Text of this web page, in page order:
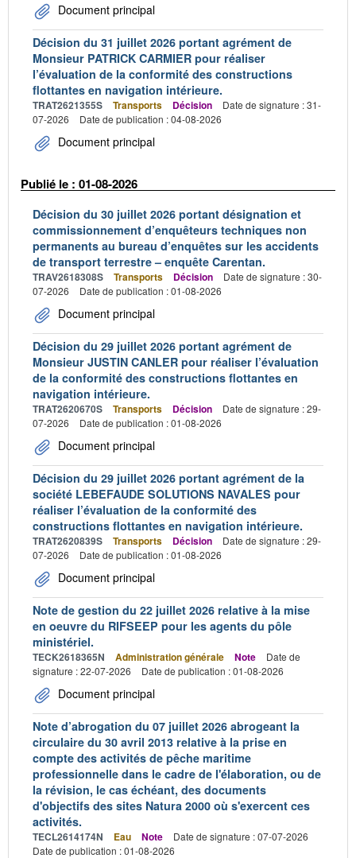
Document principal
Décision du 31 juillet 2026 portant agrément de
Monsieur PATRICK CARMIER pour réaliser
l’évaluation de la conformité des constructions
flottantes en navigation intérieure.
TRAT2621355S Transports Décision
Date de signature : 31-
07-2026
Date de publication : 04-08-2026
Document principal
Publié le : 01-08-2026
Décision du 30 juillet 2026 portant désignation et
commissionnement d’enquêteurs techniques non
permanents au bureau d’enquêtes sur les accidents
de transport terrestre – enquête Carentan.
TRAV2618308S Transports Décision
Date de signature : 30-
07-2026
Date de publication : 01-08-2026
Document principal
Décision du 29 juillet 2026 portant agrément de
Monsieur JUSTIN CANLER pour réaliser l’évaluation
de la conformité des constructions flottantes en
navigation intérieure.
TRAT2620670S Transports Décision
Date de signature : 29-
07-2026
Date de publication : 01-08-2026
Document principal
Décision du 29 juillet 2026 portant agrément de la
société LEBEFAUDE SOLUTIONS NAVALES pour
réaliser l’évaluation de la conformité des
constructions flottantes en navigation intérieure.
TRAT2620839S Transports Décision
Date de signature : 29-
07-2026
Date de publication : 01-08-2026
Document principal
Note de gestion du 22 juillet 2026 relative à la mise
en oeuvre du RIFSEEP pour les agents du pôle
ministériel.
TECK2618365N Administration générale Note
Date de
signature : 22-07-2026
Date de publication : 01-08-2026
Document principal
Note d’abrogation du 07 juillet 2026 abrogeant la
circulaire du 30 avril 2013 relative à la prise en
compte des activités de pêche maritime
professionnelle dans le cadre de l'élaboration, ou de
la révision, le cas échéant, des documents
d'objectifs des sites Natura 2000 où s'exercent ces
activités.
TECL2614174N Eau Note
Date de signature : 07-07-2026
Date de publication : 01-08-2026